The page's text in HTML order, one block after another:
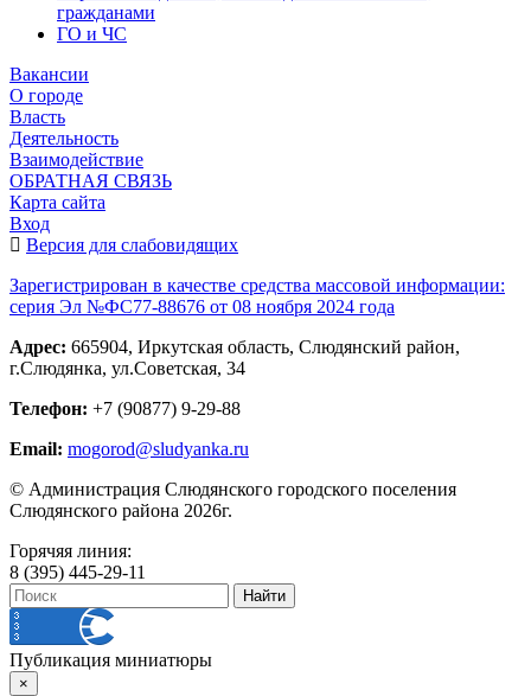
гражданами
ГО и ЧС
Вакансии
О городе
Власть
Деятельность
Взаимодействие
ОБРАТНАЯ СВЯЗЬ
Карта сайта
Вход
Версия для слабовидящих
Зарегистрирован в качестве средства массовой информации:
серия Эл №ФС77-88676 от 08 ноября 2024 года
Адрес: 665904, Иркутская область, Слюдянский район,
г.Слюдянка, ул.Советская, 34
Телефон: +7 (90877) 9-29-88
Email: mogorod@sludyanka.ru
© Администрация Слюдянского городского поселения
Слюдянского района 2026г.
Горячяя линия:
8 (395) 445-29-11
Публикация миниатюры
×